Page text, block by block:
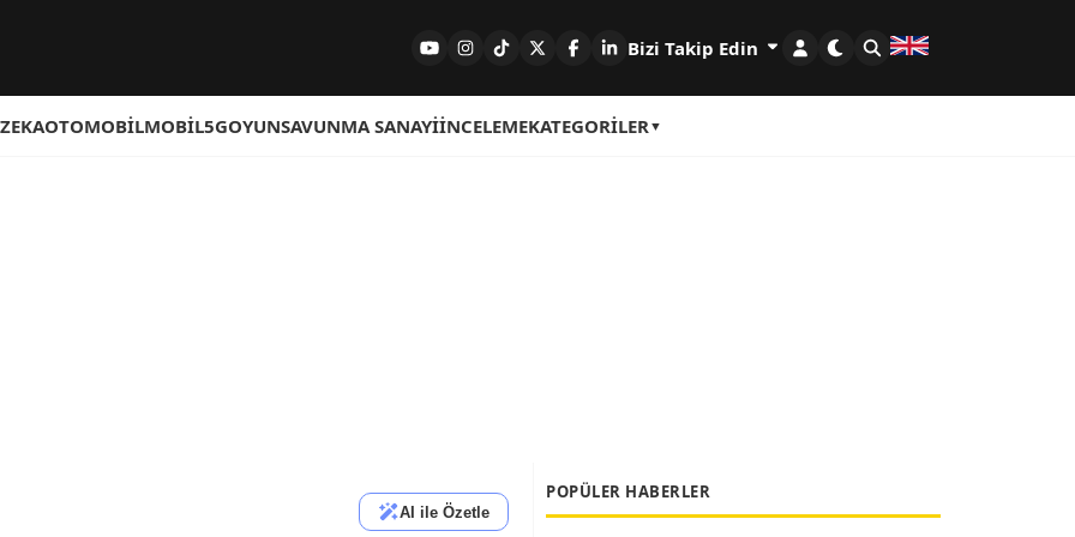
Bizi Takip Edin
OTOMOBILMOBIL5GOYUNSAVUNMA SANAYIİNCELEMEKATEGORILER
AI ile Özetle
POPÜLER HABERLER